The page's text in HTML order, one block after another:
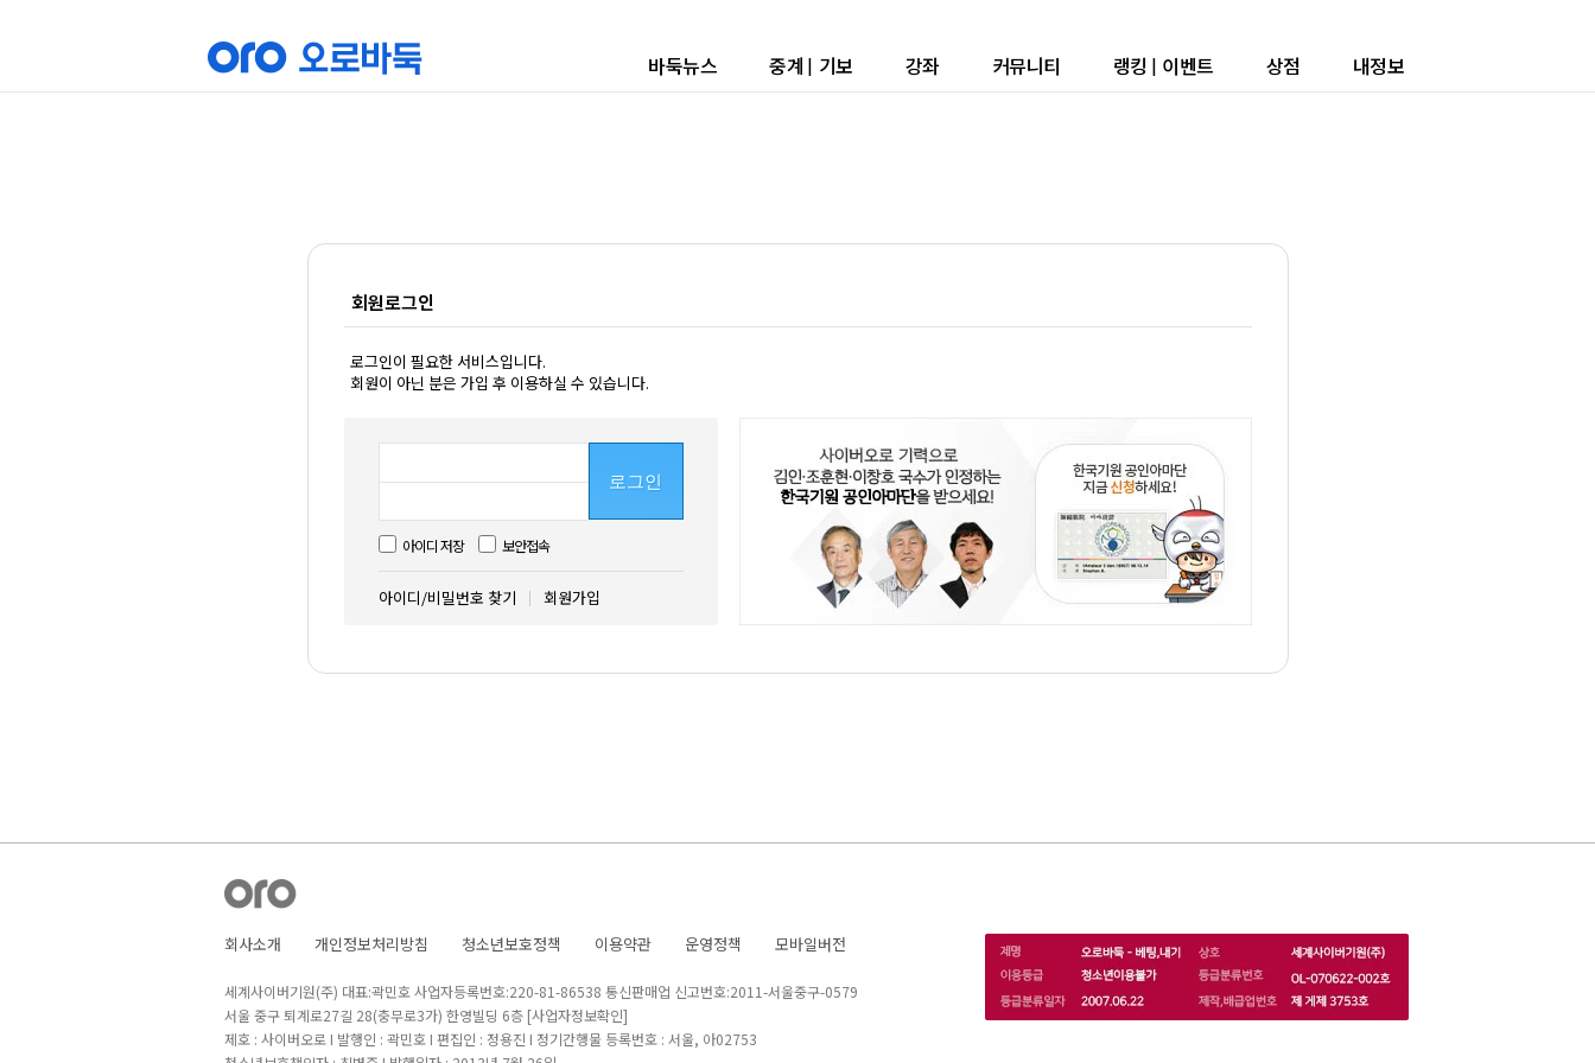
바둑뉴스 중계 | 기보 강좌 커뮤니티 랭킹 | 이벤트 상점 내정보
회원로그인
로그인이 필요한 서비스입니다.
회원이 아닌 분은 가입 후 이용하실 수 있습니다.
로그인
아이디 저장 보안접속
아이디/비밀번호 찾기 회원가입
회사소개 개인정보처리방침 청소년보호정책 이용약관 운영정책 모바일버전
세계사이버기원(주) 대표:곽민호 사업자등록번호:220-81-86538 통신판매업 신고번호:2011-서울중구-0579
서울 중구 퇴계로27길 28(충무로3가) 한영빌딩 6층 [사업자정보확인]
제호 : 사이버오로 I 발행인 : 곽민호 I 편집인 : 정용진 I 정기간행물 등록번호 : 서울, 아02753